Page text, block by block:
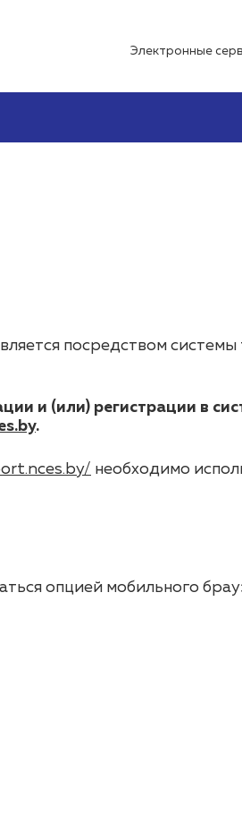
Электронные
посредством
и (или) регистрации в
.
необходимо
опцией мобильного